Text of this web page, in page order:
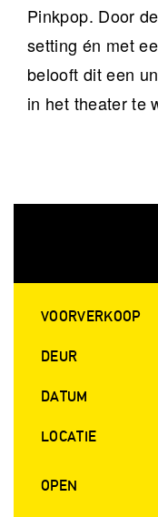
Pinkpop. Door
setting én met
belooft dit een
in het theater te
VOORVERKOOP
DEUR
DATUM
LOCATIE
OPEN